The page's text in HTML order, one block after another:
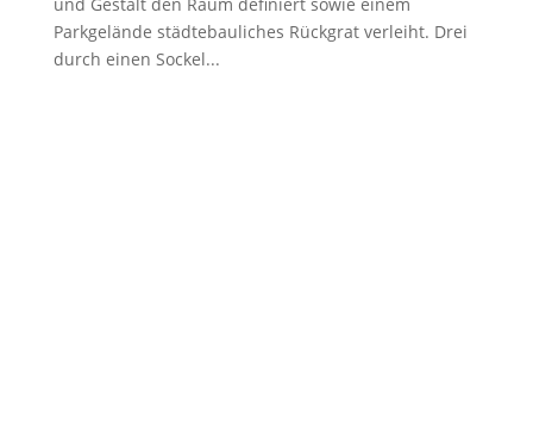
Parkgelände städtebauliches Rückgrat verleiht. Drei
durch einen Sockel...